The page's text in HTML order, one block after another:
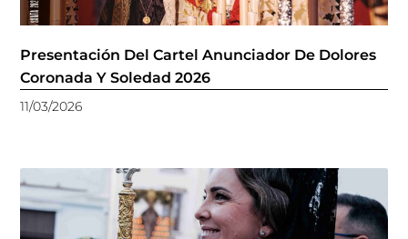
Presentación Del Cartel Anunciador De Dolores
Coronada Y Soledad 2026
11/03/2026